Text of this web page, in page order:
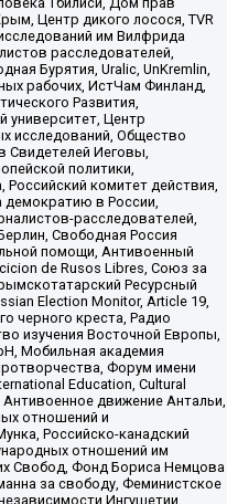
Центр дикого лосося, TVR
им Вилфрида
расследователей,
Бурятия, Uralic, UnKremlin,
рабочих, ИстЧам Финланд,
Развития,
университет, Центр
исследований, Общество
Свидетелей Иеговы,
политики,
комитет действия,
в России,
расследователей,
Свободная Россия
помощи, Антивоенный
de Rusos Libres, Союз за
Ресурсный
Election Monitor, Article 19,
черного креста, Радио
изучения Восточной Европы,
Мобильная академия
Форум имени
Education, Cultural
движение Антальи,
отношений и
Российско-канадский
отношений им
Свобод, Фонд Бориса Немцова
за свободу, Феминистское
Ингушетии,